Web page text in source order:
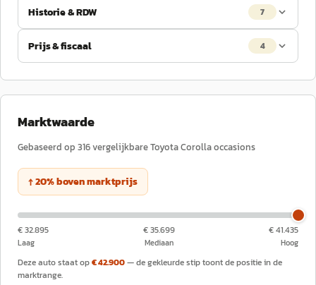
Historie & RDW 7
Prijs & fiscaal 4
Marktwaarde
Gebaseerd op 316vergelijkbareToyotaCorollaoccasions
↑20%bovenmarktprijs
€ 32.895
Laag
€ 35.699
Mediaan
€ 41.435
Hoog
Deze auto staat op€ 42.900— de gekleurde stip toont de positie in de
marktrange.